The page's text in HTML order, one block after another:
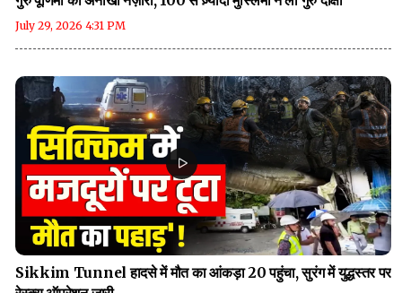
July 29, 2026 4:31 PM
Sikkim Tunnel हादसे में मौत का आंकड़ा 20 पहुंचा, सुरंग में युद्धस्तर पर